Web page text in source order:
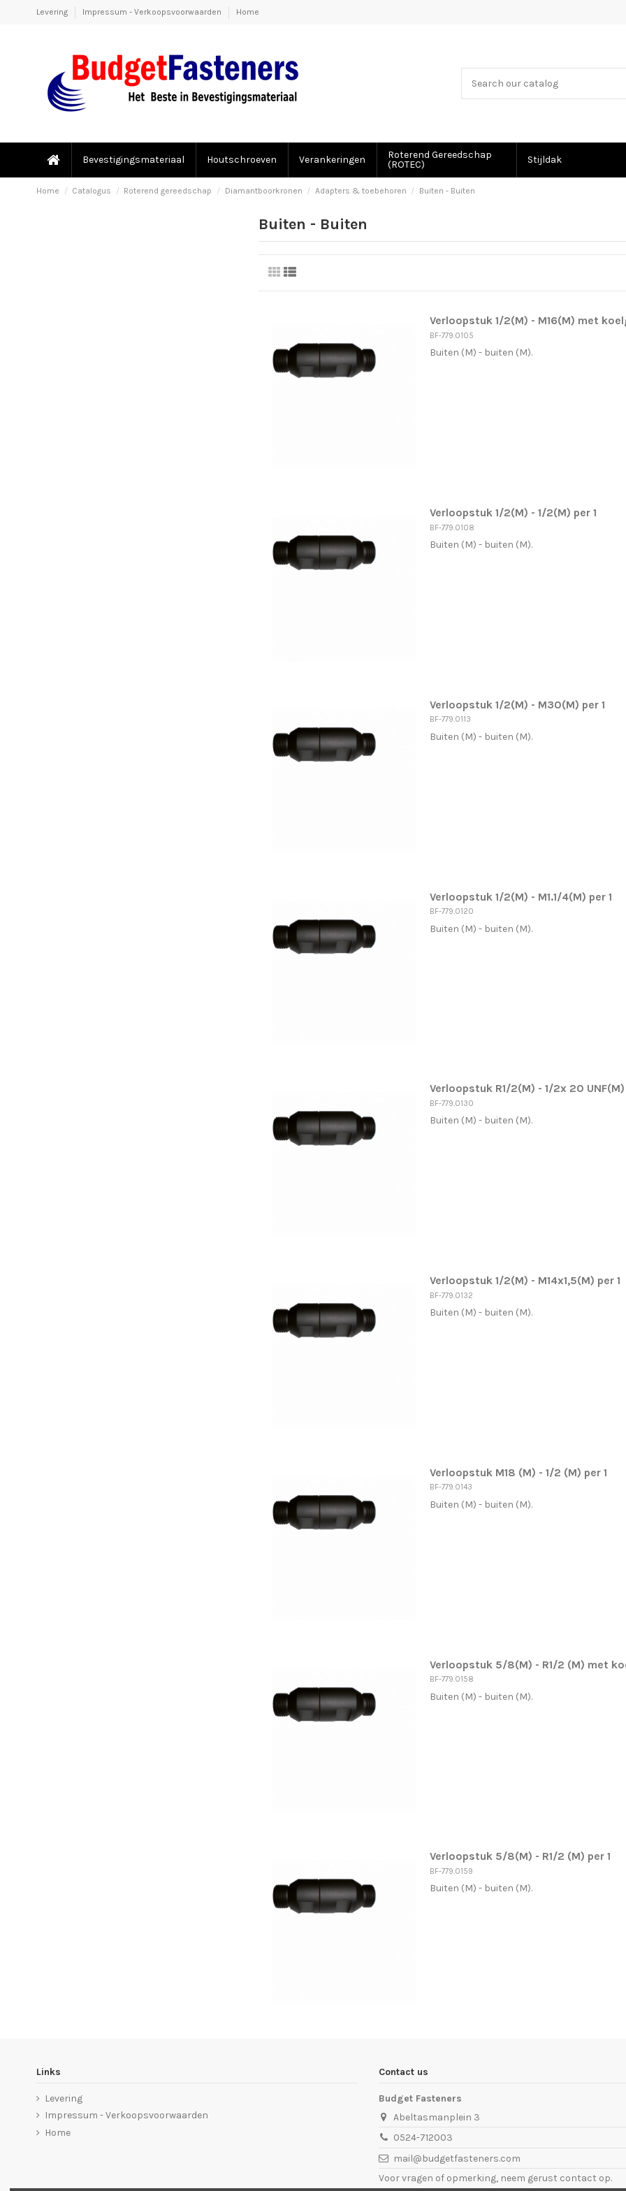
Levering Impressum - Verkoopsvoorwaarden Home
Bevestigingsmateriaal Houtschroeven Verankeringen
Roterend Gereedschap
(ROTEC)
Stijldak
Home Catalogus Roterend gereedschap Diamantboorkronen Adapters & toebehoren Buiten - Buiten
Buiten - Buiten
Verloopstuk 1/2(M) - M16(M) met
BF-779.0105
Buiten (M) - buiten (M).
Verloopstuk 1/2(M) - 1/2(M) per 1
BF-779.0108
Buiten (M) - buiten (M).
Verloopstuk 1/2(M) - M30(M) per 1
BF-779.0113
Buiten (M) - buiten (M).
Verloopstuk 1/2(M) - M1.1/4(M) per 1
BF-779.0120
Buiten (M) - buiten (M).
Verloopstuk R1/2(M) - 1/2x 20 UNF(M)
BF-779.0130
Buiten (M) - buiten (M).
Verloopstuk 1/2(M) - M14x1,5(M) per 1
BF-779.0132
Buiten (M) - buiten (M).
Verloopstuk M18 (M) - 1/2 (M) per 1
BF-779.0143
Buiten (M) - buiten (M).
Verloopstuk 5/8(M) - R1/2 (M) met
BF-779.0158
Buiten (M) - buiten (M).
Verloopstuk 5/8(M) - R1/2 (M) per 1
BF-779.0159
Buiten (M) - buiten (M).
Links
Levering
Impressum - Verkoopsvoorwaarden
Home
Contact us
Budget Fasteners
Abeltasmanplein 3
0524-712003
mail@budgetfasteners.com
Voor vragen of opmerking, neem gerust contact op.